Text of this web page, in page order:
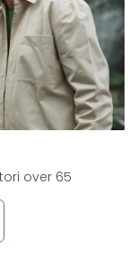
over 65